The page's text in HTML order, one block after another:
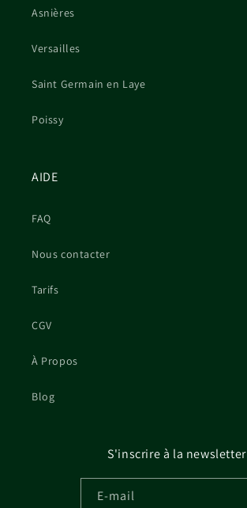
Asnières
Versailles
Saint Germain en Laye
Poissy
AIDE
FAQ
Nous contacter
Tarifs
CGV
À Propos
Blog
S'inscrire à la newsletter
E-mail